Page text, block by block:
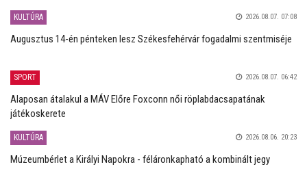
KULTÚRA 2026.08.07. 07:08
Augusztus 14-én pénteken lesz Székesfehérvár fogadalmi szentmiséje
SPORT 2026.08.07. 06:42
Alaposan átalakul a MÁV Előre Foxconn női röplabdacsapatának
játékoskerete
KULTÚRA 2026.08.06. 20:23
Múzeumbérlet a Királyi Napokra - féláronkapható a kombinált jegy